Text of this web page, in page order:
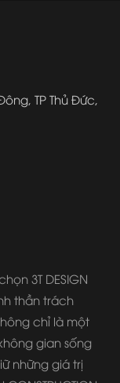
TP Thủ Đức,
3T DESIGN
thần trách
chỉ là một
gian sống
những giá trị